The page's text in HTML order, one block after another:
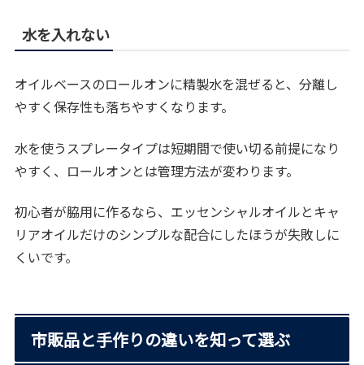
水を入れない
オイルベースのロールオンに精製水を混ぜると、分離し
やすく保存性も落ちやすくなります。
水を使うスプレータイプは短期間で使い切る前提になり
やすく、ロールオンとは管理方法が変わります。
初心者が脇用に作るなら、エッセンシャルオイルとキャ
リアオイルだけのシンプルな配合にしたほうが失敗しに
くいです。
市販品と手作りの違いを知って選ぶ